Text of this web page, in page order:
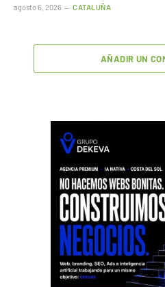
agosto 6, 2026 CATALUÑA
AÑADIR UN